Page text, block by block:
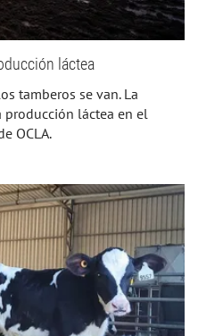
láctea
tamberos se van. La
láctea en el
OCLA.